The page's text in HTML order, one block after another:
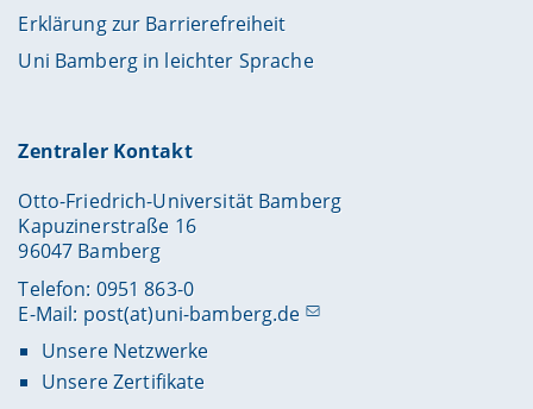
Erklärung zur Barrierefreiheit
Uni Bamberg in leichter Sprache
Zentraler Kontakt
Otto-Friedrich-Universität Bamberg
Kapuzinerstraße 16
96047 Bamberg
Telefon: 0951 863-0
E-Mail: post(at)uni-bamberg.de
Unsere Netzwerke
Unsere Zertifikate